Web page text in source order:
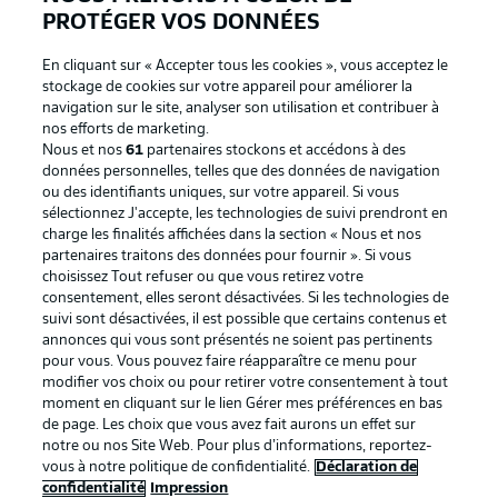
La publicité Conditions d’utilisation des
Mentions Légales Gérer mes préférences
Déclaration de
confidentialité
Diffuseurs
Travaux Contact
Impression Joueurs
PROTÉGER VOS DONNÉES
En cliquant sur « Accepter tous les cookies », vous acceptez le
stockage de cookies sur votre appareil pour améliorer la
navigation sur le site, analyser son utilisation et contribuer à
nos efforts de marketing.
Nous et nos61 partenaires stockons et accédons à des
données personnelles, telles que des données de navigation
ou des identifiants uniques, sur votre appareil. Si vous
sélectionnez J'accepte, les technologies de suivi prendront en
charge les finalités affichées dans la section « Nous et nos
partenaires traitons des données pour fournir ». Si vous
choisissez Tout refuser ou que vous retirez votre
consentement, elles seront désactivées. Si les technologies de
suivi sont désactivées, il est possible que certains contenus et
annonces qui vous sont présentés ne soient pas pertinents
pour vous. Vous pouvez faire réapparaître ce menu pour
modifier vos choix ou pour retirer votre consentement à tout
moment en cliquant sur le lien Gérer mes préférences en bas
de page. Les choix que vous avez fait aurons un effet sur
notre ou nos Site Web. Pour plus d’informations, reportez-
vous à notre politique de confidentialité.
Déclaration de
confidentialité
Impression